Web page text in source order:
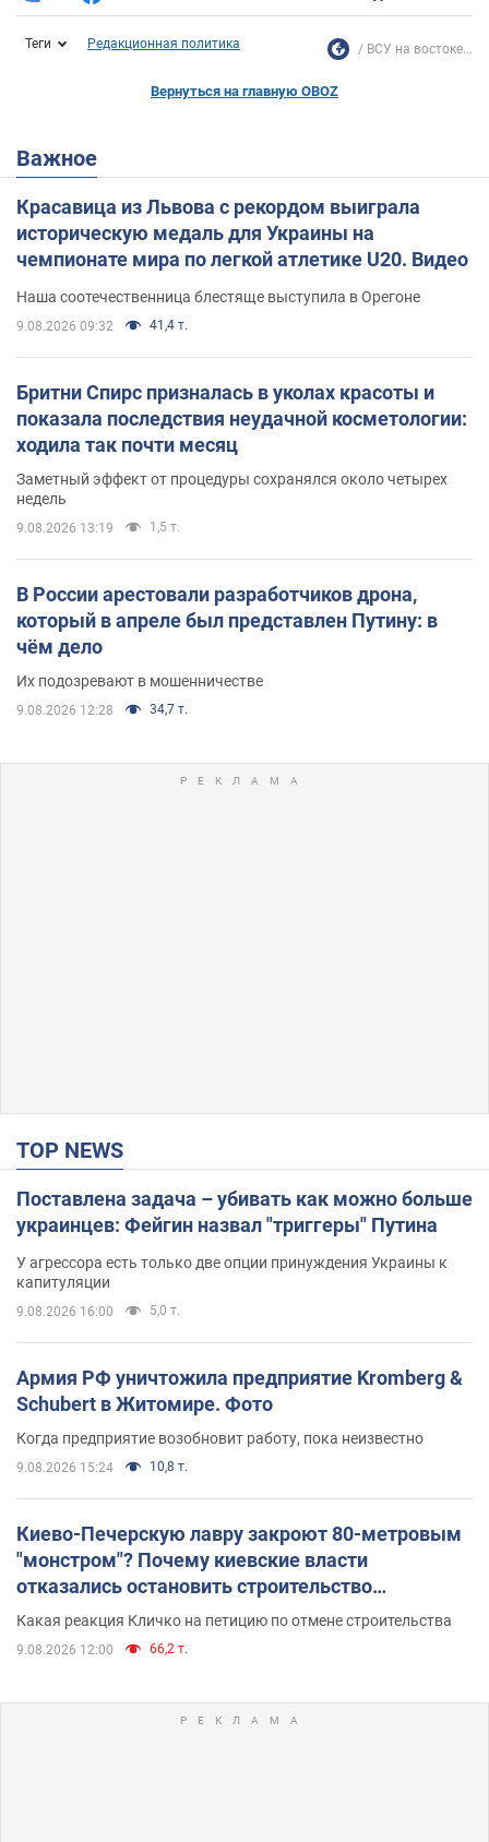
Теги Редакционная политика ВСУ на востоке...
Вернуться на главную OBOZ
Важное
Красавица из Львова с рекордом выиграла
историческую медаль для Украины на
чемпионате мира по легкой атлетике U20. Видео
Наша соотечественница блестяще выступила в Орегоне
9.08.2026 09:32 41,4 т.
Бритни Спирс призналась в уколах красоты и
показала последствия неудачной косметологии:
ходила так почти месяц
Заметный эффект от процедуры сохранялся около четырех
недель
9.08.2026 13:19 1,5 т.
В России арестовали разработчиков дрона,
который в апреле был представлен Путину: в
чём дело
Их подозревают в мошенничестве
9.08.2026 12:28 34,7 т.
TOP NEWS
Поставлена задача – убивать как можно больше
украинцев: Фейгин назвал "триггеры" Путина
У агрессора есть только две опции принуждения Украины к
капитуляции
9.08.2026 16:00 5,0 т.
Армия РФ уничтожила предприятие Kromberg &
Schubert в Житомире. Фото
Когда предприятие возобновит работу, пока неизвестно
9.08.2026 15:24 10,8 т.
Киево-Печерскую лавру закроют 80-метровым
"монстром"? Почему киевские власти
отказались остановить строительство
небоскреба "московского верующего"
Какая реакция Кличко на петицию по отмене строительства
9.08.2026 12:00 66,2 т.